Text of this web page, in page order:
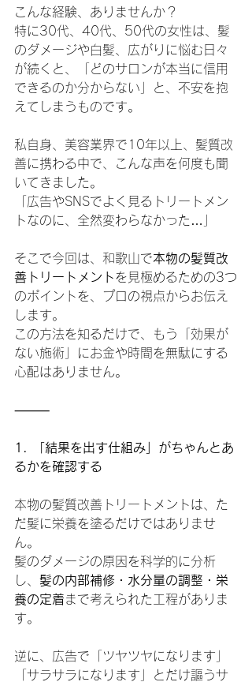
こんな経験、ありませんか？
特に30代、40代、50代の女性は、髪
のダメージや白髪、広がりに悩む日々
が続くと、「どのサロンが本当に信用
できるのか分からない」と、不安を抱
えてしまうものです。
私自身、美容業界で10年以上、髪質改
善に携わる中で、こんな声を何度も聞
いてきました。
「広告やSNSでよく見るトリートメン
トなのに、全然変わらなかった…」
そこで今回は、和歌山で本物の髪質改
善トリートメントを見極めるための3つ
のポイントを、プロの視点からお伝え
します。
この方法を知るだけで、もう「効果が
ない施術」にお金や時間を無駄にする
心配はありません。
⸻
1. 「結果を出す仕組み」がちゃんとあ
るかを確認する
本物の髪質改善トリートメントは、た
だ髪に栄養を塗るだけではありませ
ん。
髪のダメージの原因を科学的に分析
し、 髪の内部補修・水分量の調整・栄
養の定着まで考えられた工程がありま
す。
逆に、広告で「ツヤツヤになります」
「サラサラになります」とだけ謳うサ